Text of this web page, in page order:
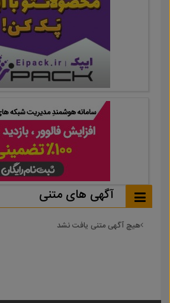
آگهی های متنی
هیچ آگهی متنی یافت نشد